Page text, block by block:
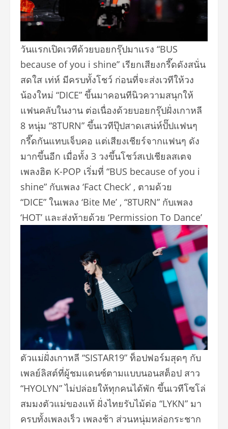
วันแรกเปิดเวทีด้วยบอยกรุ๊ปมาแรง “BUS
because of you i shine” เรียกเสียงกรี๊ดดังสนั่น
สดใส เท่ห์ มีครบทั้งโชว์ ก่อนที่จะส่งเวทีให้วง
น้องใหม่ “DICE” ขึ้นมาคอนทีนิวความสนุกให้
แฟนคลับในงาน ต่อเนื่องด้วยบอยกรุ๊ปฝั่งเกาหลี
8 หนุ่ม “8TURN” ขึ้นเวทีปุ๊ปสาดเสน่ห์ปั๊ปแฟนๆ
กรี๊ดกันแทบเจ็บคอ แต่เสียงเชียร์จากแฟนๆ ดัง
มากขึ้นอีก เมื่อทั้ง 3 วงขึ้นโชว์สเปเชียลสเตจ
เพลงฮิต K-POP เริ่มที่ “BUS because of you i
shine” กับเพลง ‘Fact Check’ , ตามด้วย
“DICE” ในเพลง ‘Bite Me’ , “8TURN” กับเพลง
‘HOT’ และส่งท้ายด้วย ‘Permission To Dance’
ตัวแม่ฝั่งเกาหลี “SISTAR19” ท็อปฟอร์มสุดๆ กับ
เพลย์ลิสต์ที่ผู้ชมแดนซ์ตามแบบนอนสต็อป สาว
“HYOLYN” ไม่ปล่อยให้ทุกคนได้พัก ขึ้นเวทีโซโล่
สมมงตัวแม่ของแท้ ฝั่งไทยรับไม้ต่อ “LYKN” มา
ครบทั้งเพลงเร็ว เพลงช้า ส่วนหนุ่มหล่อกระชาก